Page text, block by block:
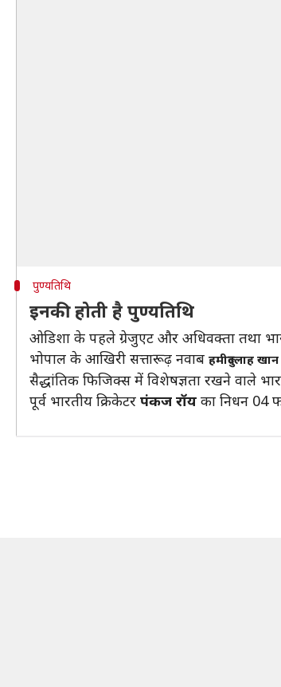
पुण्यतिथि
इनकी होती है पुण्यतिथि
ओडिशा के पहले ग्रेजुएट और अधिवक्ता तथा
भोपाल के आखिरी सत्तारूढ़ नवाब हमीदुल्लाह खान
सैद्धांतिक फिजिक्स में विशेषज्ञता रखने वाले
पूर्व भारतीय क्रिकेटर पंकज रॉय का निधन 04